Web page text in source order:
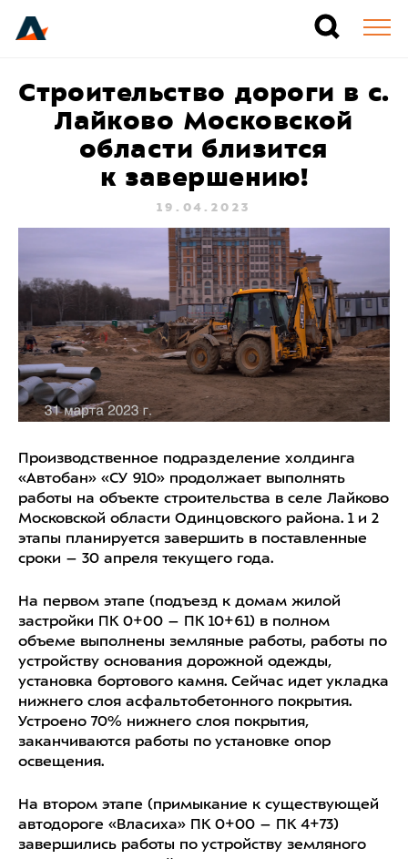
Строительство дороги в с.
Лайково Московской
области близится
к завершению!
19.04.2023
Производственное подразделение холдинга
«Автобан» «СУ 910» продолжает выполнять
работы на объекте строительства в селе Лайково
Московской области Одинцовского района. 1 и 2
этапы планируется завершить в поставленные
сроки – 30 апреля текущего года.
На первом этапе (подъезд к домам жилой
застройки ПК 0+00 – ПК 10+61) в полном
объеме выполнены земляные работы, работы по
устройству основания дорожной одежды,
установка бортового камня. Сейчас идет укладка
нижнего слоя асфальтобетонного покрытия.
Устроено 70% нижнего слоя покрытия,
заканчиваются работы по установке опор
освещения.
На втором этапе (примыкание к существующей
автодороге «Власиха» ПК 0+00 – ПК 4+73)
завершились работы по устройству земляного